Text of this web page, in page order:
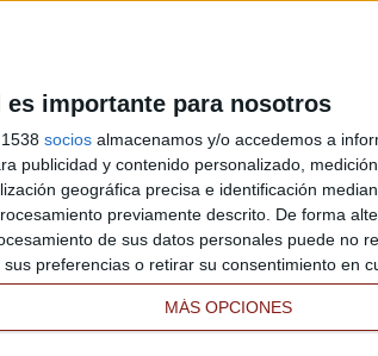
es importante para nosotros
socios almacenamos y/o accedemos a
publicidad y contenido personalizado,
geográfica precisa e identificación
previamente descrito. De forma
de sus datos personales puede no
preferencias o retirar su consentimiento en
MÁS OPCIONES